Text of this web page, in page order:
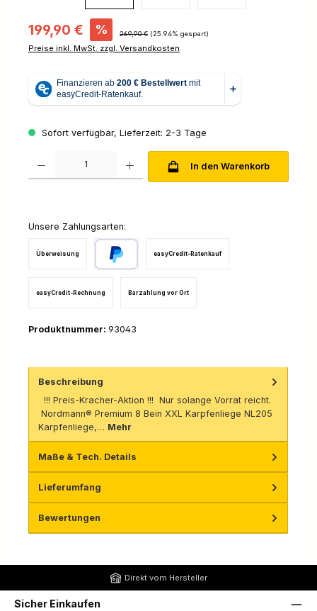
Verkaufspreis:
199,90 € % Regulärer Preis:
269,90 € (25.94% gespart)
Preise inkl. MwSt. zzgl. Versandkosten
Sofort verfügbar, Lieferzeit: 2-3 Tage
Produkt Anzahl: Gib den gewünschten Wert ein oder benutze die
In den Warenkorb
Unsere Zahlungsarten:
Überweisung easyCredit-Ratenkauf
easyCredit-Rechnung Barzahlung vor Ort
Produktnummer: 93043
Beschreibung
!!! Preis-Kracher-Aktion !!! Nur solange Vorrat reicht.
Nordmann® Premium 8 Bein XXL Karpfenliege NL205
Karpfenliege,… Mehr
Maße & Tech. Details
Lieferumfang
Bewertungen
Direkt vom Hersteller
Sicher Einkaufen